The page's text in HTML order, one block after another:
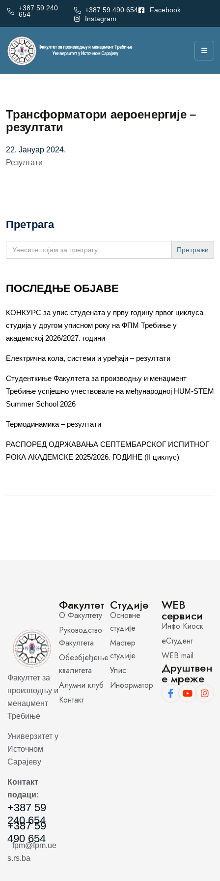
+387 59 240
654
+387 59 490 654
Facebook
Instagram
Трансформатори аероенергије –
резултати
22. Јануар 2024.
Резултати
Претрага
Search
for:
ПОСЛЕДЊЕ ОБЈАВЕ
КОНКУРС за упис студената у прву годину првог циклуса
студија у другом уписном року на ФПМ Требиње у
академској 2026/2027. години
Електрична кола, системи и уређаји – резултати
Студенткиње Факултета за производњу и менаџмент
Требиње успјешно учествовале на међународној HUM-STEM
Summer School 2026
Термодинамика – резултати
РАСПОРЕД ОДРЖАВАЊА СЕПТЕМБАРСКОГ ИСПИТНОГ
РОКА АКАДЕМСКЕ 2025/2026. ГОДИНЕ (II циклус)
Факултет за
производњу и
менаџмент
Требиње
Универзитет у
Источном
Сарајеву
Контакт
подаци:
+387 59
240 654
+387 59
490 654
fpm@fpm.ue
s.rs.ba
Факултет
О Факултету
Руководство
Факултета
Обезбјеђење
квалитета
Алумни клуб
Контакт
Студије
Основне
студије
Мастер
студије
Упис
Информатор
WEB
сервиси
Инфо Киоск
еСтудент
WEB mail
Друштвен
е мреже